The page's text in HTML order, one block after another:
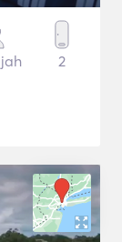
2